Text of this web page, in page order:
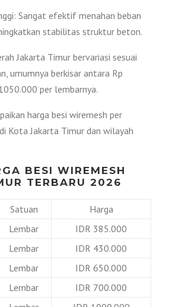
Sangat efektif menahan beban
stabilitas struktur beton.
Jakarta Timur bervariasi sesuai
umumnya berkisar antara Rp
per lembarnya.
harga besi wiremesh per
Kota Jakarta Timur dan wilayah
BESI WIREMESH
TERBARU 2026
Satuan
Harga
Lembar
IDR 385.000
Lembar
IDR 430.000
Lembar
IDR 650.000
Lembar
IDR 700.000